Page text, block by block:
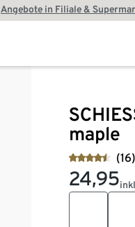
Angebote in Filiale &
maple
(16)
24,95